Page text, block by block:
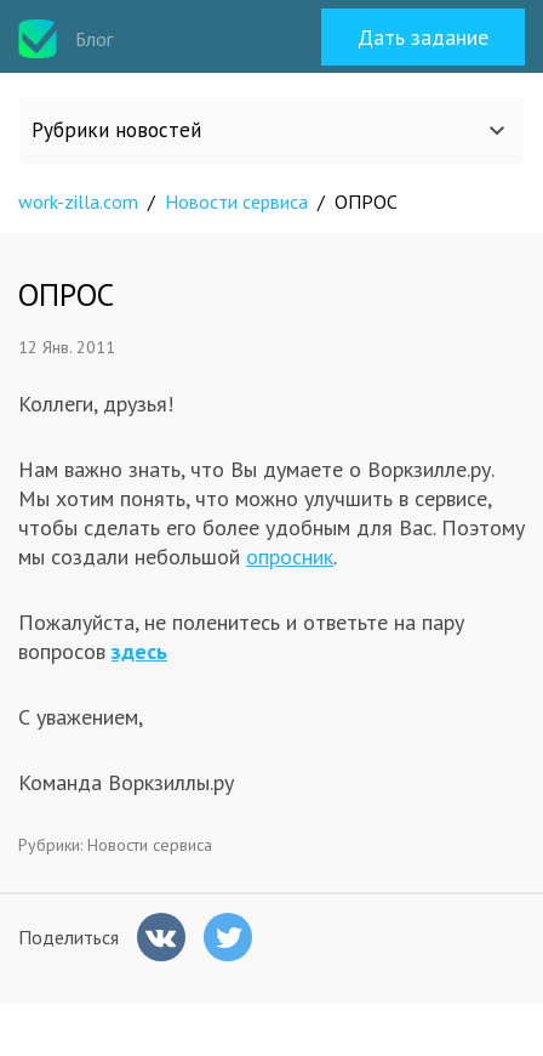
Блог Дать задание
Рубрики новостей
Все статьи
О work-zilla.com
Кейсы
Исполнителям
Заказчикам
Полезное
Гости
work-zilla.com / Новости сервиса / ОПРОС
ОПРОС
12 Янв. 2011
Коллеги, друзья!
Нам важно знать, что Вы думаете о Воркзилле.ру.
Мы хотим понять, что можно улучшить в сервисе,
чтобы сделать его более удобным для Вас. Поэтому
мы создали небольшой опросник.
Пожалуйста, не поленитесь и ответьте на пару
вопросов здесь
С уважением,
Команда Воркзиллы.ру
Рубрики: Новости сервиса
Поделиться